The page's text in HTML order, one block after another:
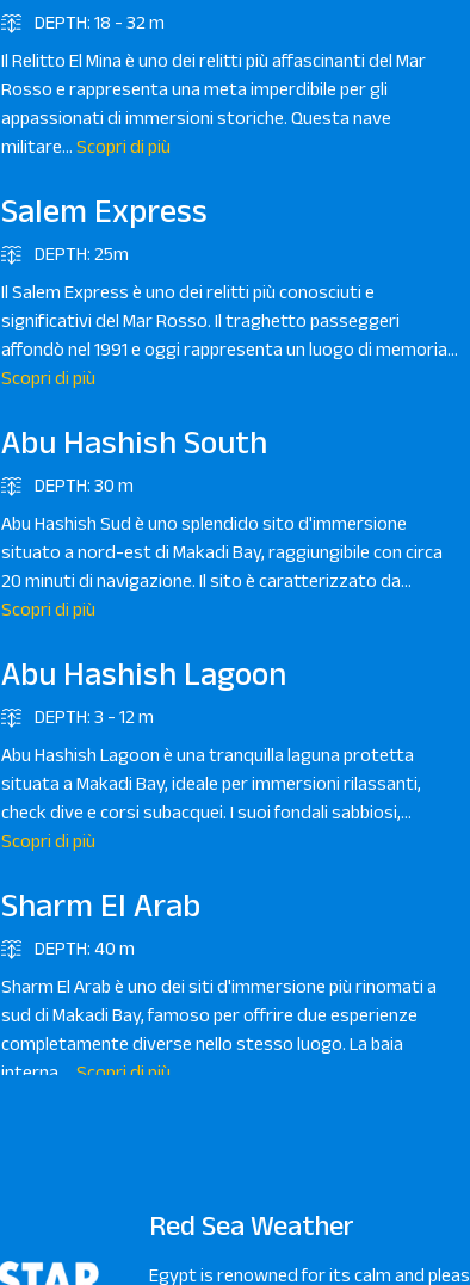
DEPTH: 18 - 32 m
Il Relitto El Mina è uno dei relitti più affascinanti del Mar
Rosso e rappresenta una meta imperdibile per gli
appassionati di immersioni storiche. Questa nave
militare... Scopri di più
Salem Express
DEPTH: 25m
Il Salem Express è uno dei relitti più conosciuti e
significativi del Mar Rosso. Il traghetto passeggeri
affondò nel 1991 e oggi rappresenta un luogo di memoria...
Scopri di più
Abu Hashish South
DEPTH: 30 m
Abu Hashish Sud è uno splendido sito d'immersione
situato a nord-est di Makadi Bay, raggiungibile con circa
20 minuti di navigazione. Il sito è caratterizzato da...
Scopri di più
Abu Hashish Lagoon
DEPTH: 3 - 12 m
Abu Hashish Lagoon è una tranquilla laguna protetta
situata a Makadi Bay, ideale per immersioni rilassanti,
check dive e corsi subacquei. I suoi fondali sabbiosi,...
Scopri di più
Sharm El Arab
DEPTH: 40 m
Sharm El Arab è uno dei siti d'immersione più rinomati a
sud di Makadi Bay, famoso per offrire due esperienze
completamente diverse nello stesso luogo. La baia
interna,... Scopri di più
Torfa Abu Makadi è uno dei siti d'immersione più
splendida parete corallina e le condizioni ideali per le
Red Sea Weather
Egypt is renowned for its calm and